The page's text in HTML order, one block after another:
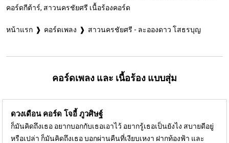
คอร์ดกีต้าร์, สาวนครชัยศรี เนื้อร้องคอร์ด
หน้าแรก คอร์ดเพลง สาวนครชัยศรี - ละอองดาว โสธรบุญ
คอร์ดเพลง และ เนื้อร้อง แบบสุ่ม
ดวงเดือน คอร์ด โจอี้ ภูวศิษฐ์
ก็มันคิดถึงเธอ อยากบอกกับเธอเอาไว้ อยากรู้เธอเป็นยังไง สบายดีอยู่
หรือเปล่า ก็มันคิดถึงเธอ บอกผ่านคืนที่เงียบเหงา ฝากท้องฟ้า และ